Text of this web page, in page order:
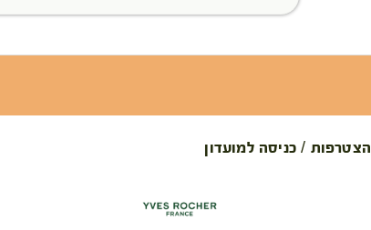
הצטרפות / כניסה למועדון